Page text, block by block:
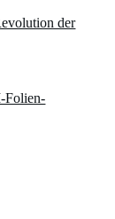
der
Folien-